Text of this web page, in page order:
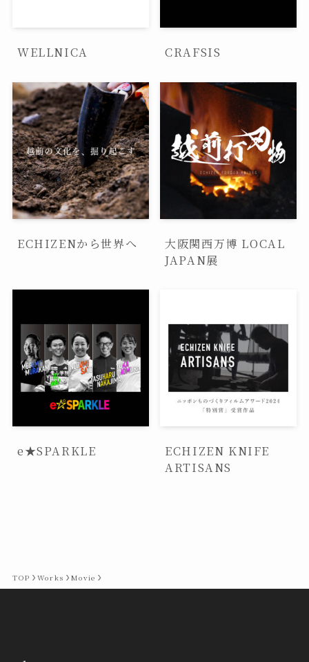
WELLNICA CRAFSIS
ECHIZENから世界へ
大阪関西万博 LOCAL
JAPAN展
e★SPARKLE
ECHIZEN KNIFE
ARTISANS
TOP Works Movie